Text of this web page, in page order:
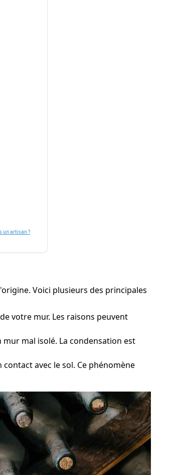
un artisan ?
Voici plusieurs des principales
votre mur. Les raisons peuvent
mal isolé. La condensation est
avec le sol. Ce phénomène